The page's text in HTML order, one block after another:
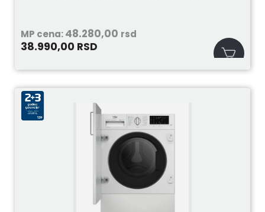
MP cena:48.280,00 rsd
38.990,00 RSD